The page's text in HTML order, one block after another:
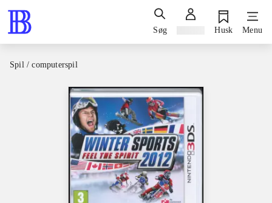
Søg Husk Menu
Spil / computerspil